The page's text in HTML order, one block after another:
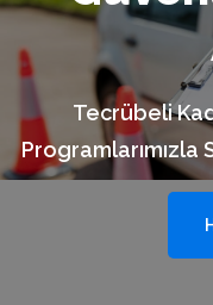
Tecrübeli
Programlarımızla